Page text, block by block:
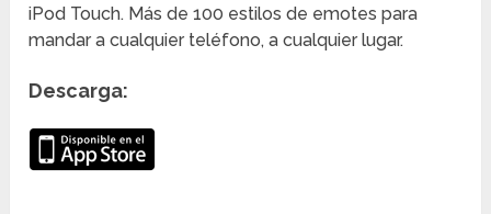
iPod Touch. Más de 100 estilos de emotes para
mandar a cualquier teléfono, a cualquier lugar.
Descarga: